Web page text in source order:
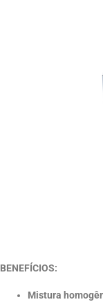
BENEFÍCIOS:
Mistura